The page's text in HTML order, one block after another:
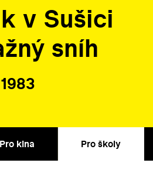
v Sušici
sníh
Pro kina Pro školy